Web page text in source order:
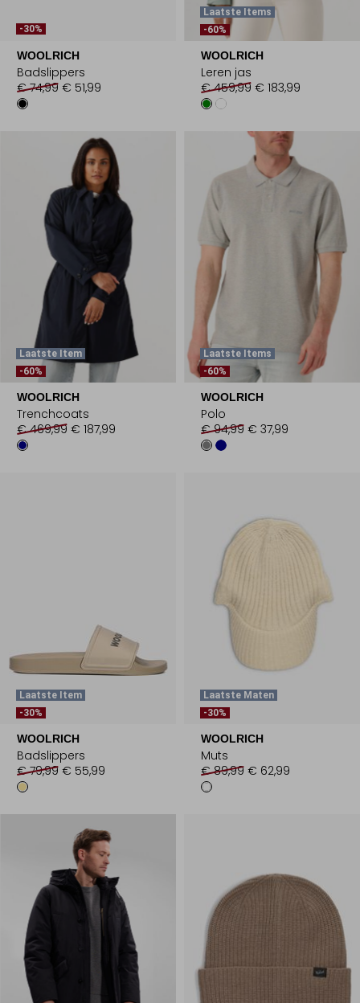
-30%
WOOLRICH
Badslippers
€ 74,99 € 51,99
Laatste Items
-60%
WOOLRICH
Leren jas
€ 459,99 € 183,99
Laatste Item
-60%
WOOLRICH
Trenchcoats
€ 469,99 € 187,99
Laatste Items
-60%
WOOLRICH
Polo
€ 94,99 € 37,99
Laatste Item
-30%
WOOLRICH
Badslippers
€ 79,99 € 55,99
Laatste Maten
-30%
WOOLRICH
Muts
€ 89,99 € 62,99